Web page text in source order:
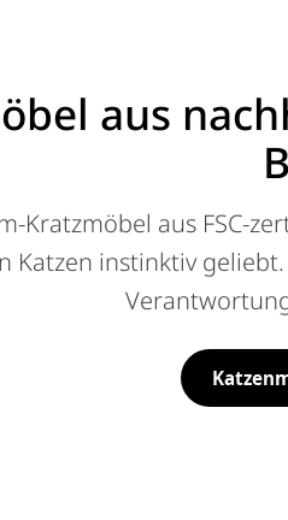
aus
Kratzmöbel aus FSC-
Katzen instinktiv